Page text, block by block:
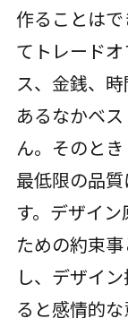
作ることは
てトレード
ス、金銭、
あるなかベ
ん。そのと
最低限の品
す。デザイ
ための約束
し、デザイ
ると感情的